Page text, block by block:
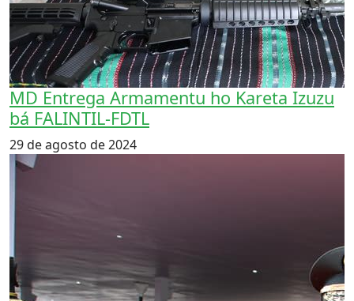
MD Entrega Armamentu ho Kareta Izuzu
bá FALINTIL-FDTL
29 de agosto de 2024